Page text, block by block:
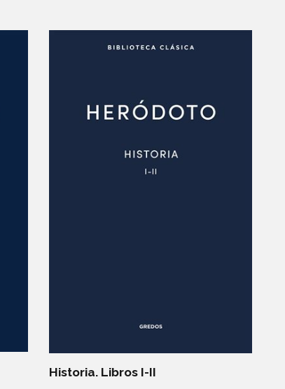
Historia. Libros I-II